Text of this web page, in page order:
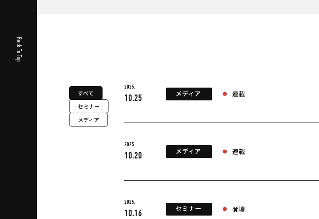
Back To Top
すべて
セミナー
メディア
2025.
10.25 メディア 連載
2025.
10.20 メディア 連載
2025.
10.16 セミナー 登壇